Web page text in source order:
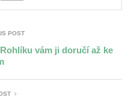
POST
vám ji doručí až ke